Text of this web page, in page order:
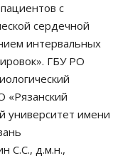
с
сердечной
интервальных
ГБУ РО
«Рязанский
университет имени
С.С., д.м.н.,